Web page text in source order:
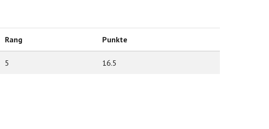
Rang Punkte
5 16.5